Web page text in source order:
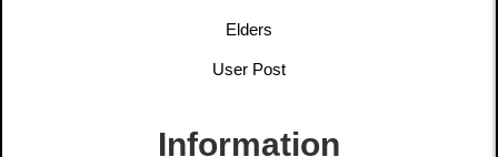
Elders
User Post
Information